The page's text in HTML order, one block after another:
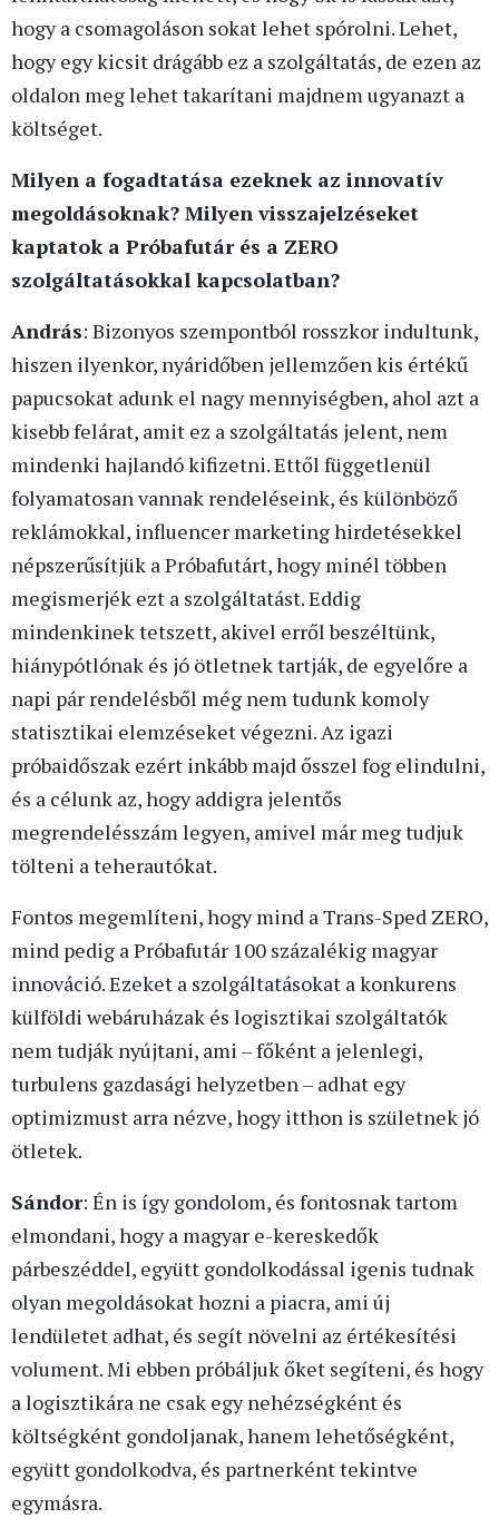
hogy a csomagoláson sokat lehet spórolni. Lehet,
hogy egy kicsit drágább ez a szolgáltatás, de ezen az
oldalon meg lehet takarítani majdnem ugyanazt a
költséget.
Milyen a fogadtatása ezeknek az innovatív
megoldásoknak? Milyen visszajelzéseket
kaptatok a Próbafutár és a ZERO
szolgáltatásokkal kapcsolatban?
András: Bizonyos szempontból rosszkor indultunk,
hiszen ilyenkor, nyáridőben jellemzően kis értékű
papucsokat adunk el nagy mennyiségben, ahol azt a
kisebb felárat, amit ez a szolgáltatás jelent, nem
mindenki hajlandó kifizetni. Ettől függetlenül
folyamatosan vannak rendeléseink, és különböző
reklámokkal, influencer marketing hirdetésekkel
népszerűsítjük a Próbafutárt, hogy minél többen
megismerjék ezt a szolgáltatást. Eddig
mindenkinek tetszett, akivel erről beszéltünk,
hiánypótlónak és jó ötletnek tartják, de egyelőre a
napi pár rendelésből még nem tudunk komoly
statisztikai elemzéseket végezni. Az igazi
próbaidőszak ezért inkább majd ősszel fog elindulni,
és a célunk az, hogy addigra jelentős
megrendelésszám legyen, amivel már meg tudjuk
tölteni a teherautókat.
Fontos megemlíteni, hogy mind a Trans-Sped ZERO,
mind pedig a Próbafutár 100 százalékig magyar
innováció. Ezeket a szolgáltatásokat a konkurens
külföldi webáruházak és logisztikai szolgáltatók
nem tudják nyújtani, ami – főként a jelenlegi,
turbulens gazdasági helyzetben – adhat egy
optimizmust arra nézve, hogy itthon is születnek jó
ötletek.
Sándor: Én is így gondolom, és fontosnak tartom
elmondani, hogy a magyar e-kereskedők
párbeszéddel, együtt gondolkodással igenis tudnak
olyan megoldásokat hozni a piacra, ami új
lendületet adhat, és segít növelni az értékesítési
volument. Mi ebben próbáljuk őket segíteni, és hogy
a logisztikára ne csak egy nehézségként és
költségként gondoljanak, hanem lehetőségként,
együtt gondolkodva, és partnerként tekintve
egymásra.